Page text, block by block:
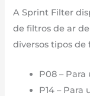
A Sprint Filter
de filtros de ar
diversos tipos de
P08 –
P14 –